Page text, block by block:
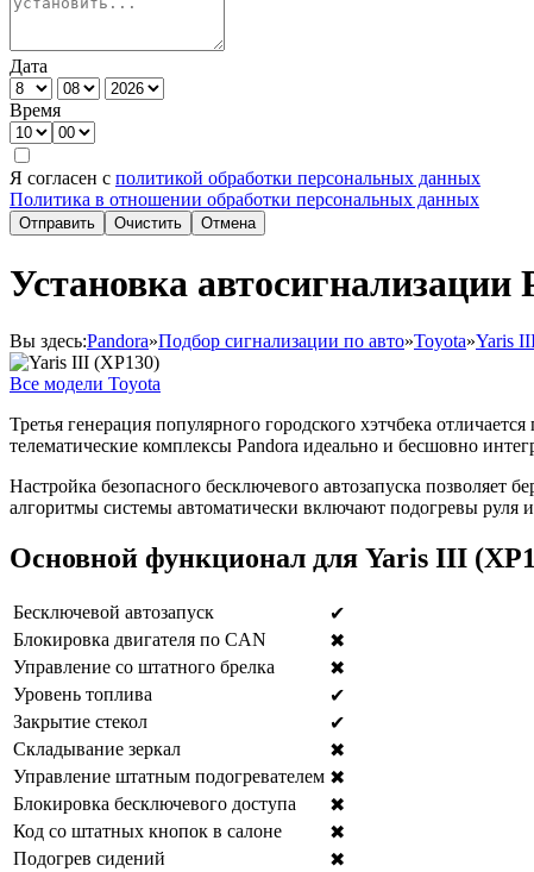
Дата
Время
Я согласен с политикой обработки персональных данных
Политика в отношении обработки персональных данных
Отправить Очистить Отмена
Установка
Вы здесь:Pandora»Подбор сигнализации по авто»Toyota»Yaris
Все модели Toyota
Третья генерация популярного городского хэтчбека
телематические комплексы Pandora идеально и бесшовно
Настройка безопасного бесключевого автозапуска
алгоритмы системы автоматически включают подогревы руля
Основной функционал для Yaris III
Бесключевой автозапуск
✔
Блокировка двигателя по CAN
✖
Управление со штатного брелка
✖
Уровень топлива
✔
Закрытие стекол
✔
Складывание зеркал
✖
Управление штатным подогревателем ✖
Блокировка бесключевого доступа
✖
Код со штатных кнопок в салоне
✖
Подогрев сидений
✖